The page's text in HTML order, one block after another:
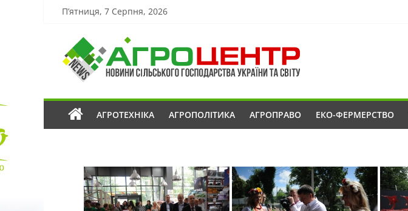
П’ятниця, 7 Серпня, 2026
АГРОТЕХНІКА АГРОПОЛІТИКА АГРОПРАВО ЕКО-ФЕРМЕРСТВО